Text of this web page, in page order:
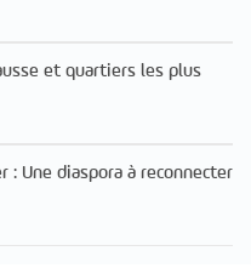
et quartiers les plus
: Une diaspora à reconnecter